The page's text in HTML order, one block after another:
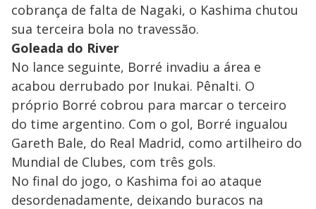
cobrança de falta de Nagaki, o Kashima chutou
sua terceira bola no travessão.
Goleada do River
No lance seguinte, Borré invadiu a área e
acabou derrubado por Inukai. Pênalti. O
próprio Borré cobrou para marcar o terceiro
do time argentino. Com o gol, Borré ingualou
Gareth Bale, do Real Madrid, como artilheiro do
Mundial de Clubes, com três gols.
No final do jogo, o Kashima foi ao ataque
desordenadamente, deixando buracos na